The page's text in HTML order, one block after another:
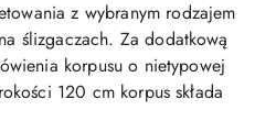
z wybranym rodzajem
ślizgaczach. Za dodatkową
korpusu o nietypowej
120 cm korpus składa